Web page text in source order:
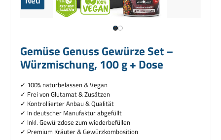
Gemüse Genuss Gewürze Set –
Würzmischung, 100 g + Dose
✓ 100% naturbelassen & Vegan
✓ Frei von Glutamat & Zusätzen
✓ Kontrollierter Anbau & Qualität
✓ In deutscher Manufaktur abgefüllt
✓ Inkl. Gewürzdose zum wiederbefüllen
✓ Premium Kräuter & Gewürzkombosition